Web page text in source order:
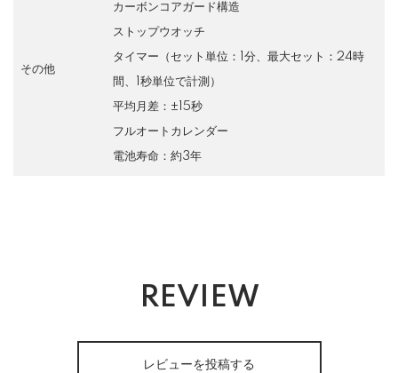
その他
カーボンコアガード構造
ストップウオッチ
タイマー（セット単位：1分、最大セット：24時
間、1秒単位で計測）
平均月差：±15秒
フルオートカレンダー
電池寿命：約3年
REVIEW
レビューを投稿する